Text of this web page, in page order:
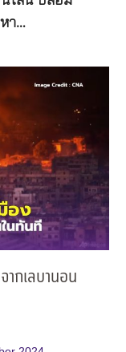
า…
ากเลบานอน